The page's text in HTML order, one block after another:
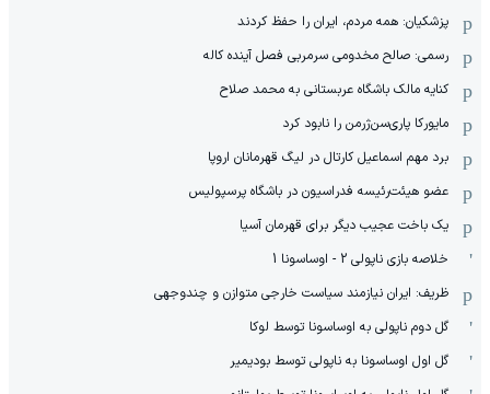
پزشکیان: همه مردم، ایران را حفظ کردند
رسمی: صالح مخدومی سرمربی فصل آینده کاله
کنایه مالک باشگاه عربستانی به محمد صلاح
مایورکا پاری‌سن‌ژرمن را نابود کرد
برد مهم اسماعیل کارتال در لیگ قهرمانان اروپا
عضو هیئت‌رئیسه فدراسیون در باشگاه پرسپولیس
یک باخت عجیب دیگر برای قهرمان آسیا
خلاصه بازی ناپولی 2 - اوساسونا 1
ظریف: ایران نیازمند سیاست خارجی متوازن و چندوجهی
گل دوم ناپولی به اوساسونا توسط لوکا
گل اول اوساسونا به ناپولی توسط بودیمیر